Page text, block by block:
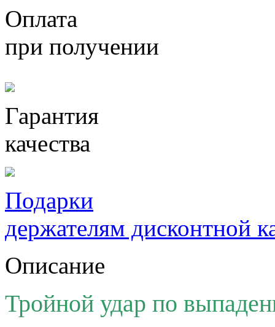
Оплата
при получении
Гарантия
качества
Подарки
держателям дисконтной
Описание
Тройной удар по